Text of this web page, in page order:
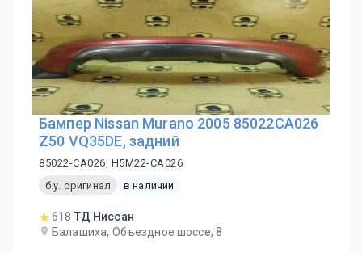
Бампер Nissan Murano 2005 85022CA026
Z50 VQ35DE, задний
85022-CA026, H5M22-CA026
б.у. оригинал
в наличии
618 ТД Ниссан
Балашиха, Объездное шоссе, 8